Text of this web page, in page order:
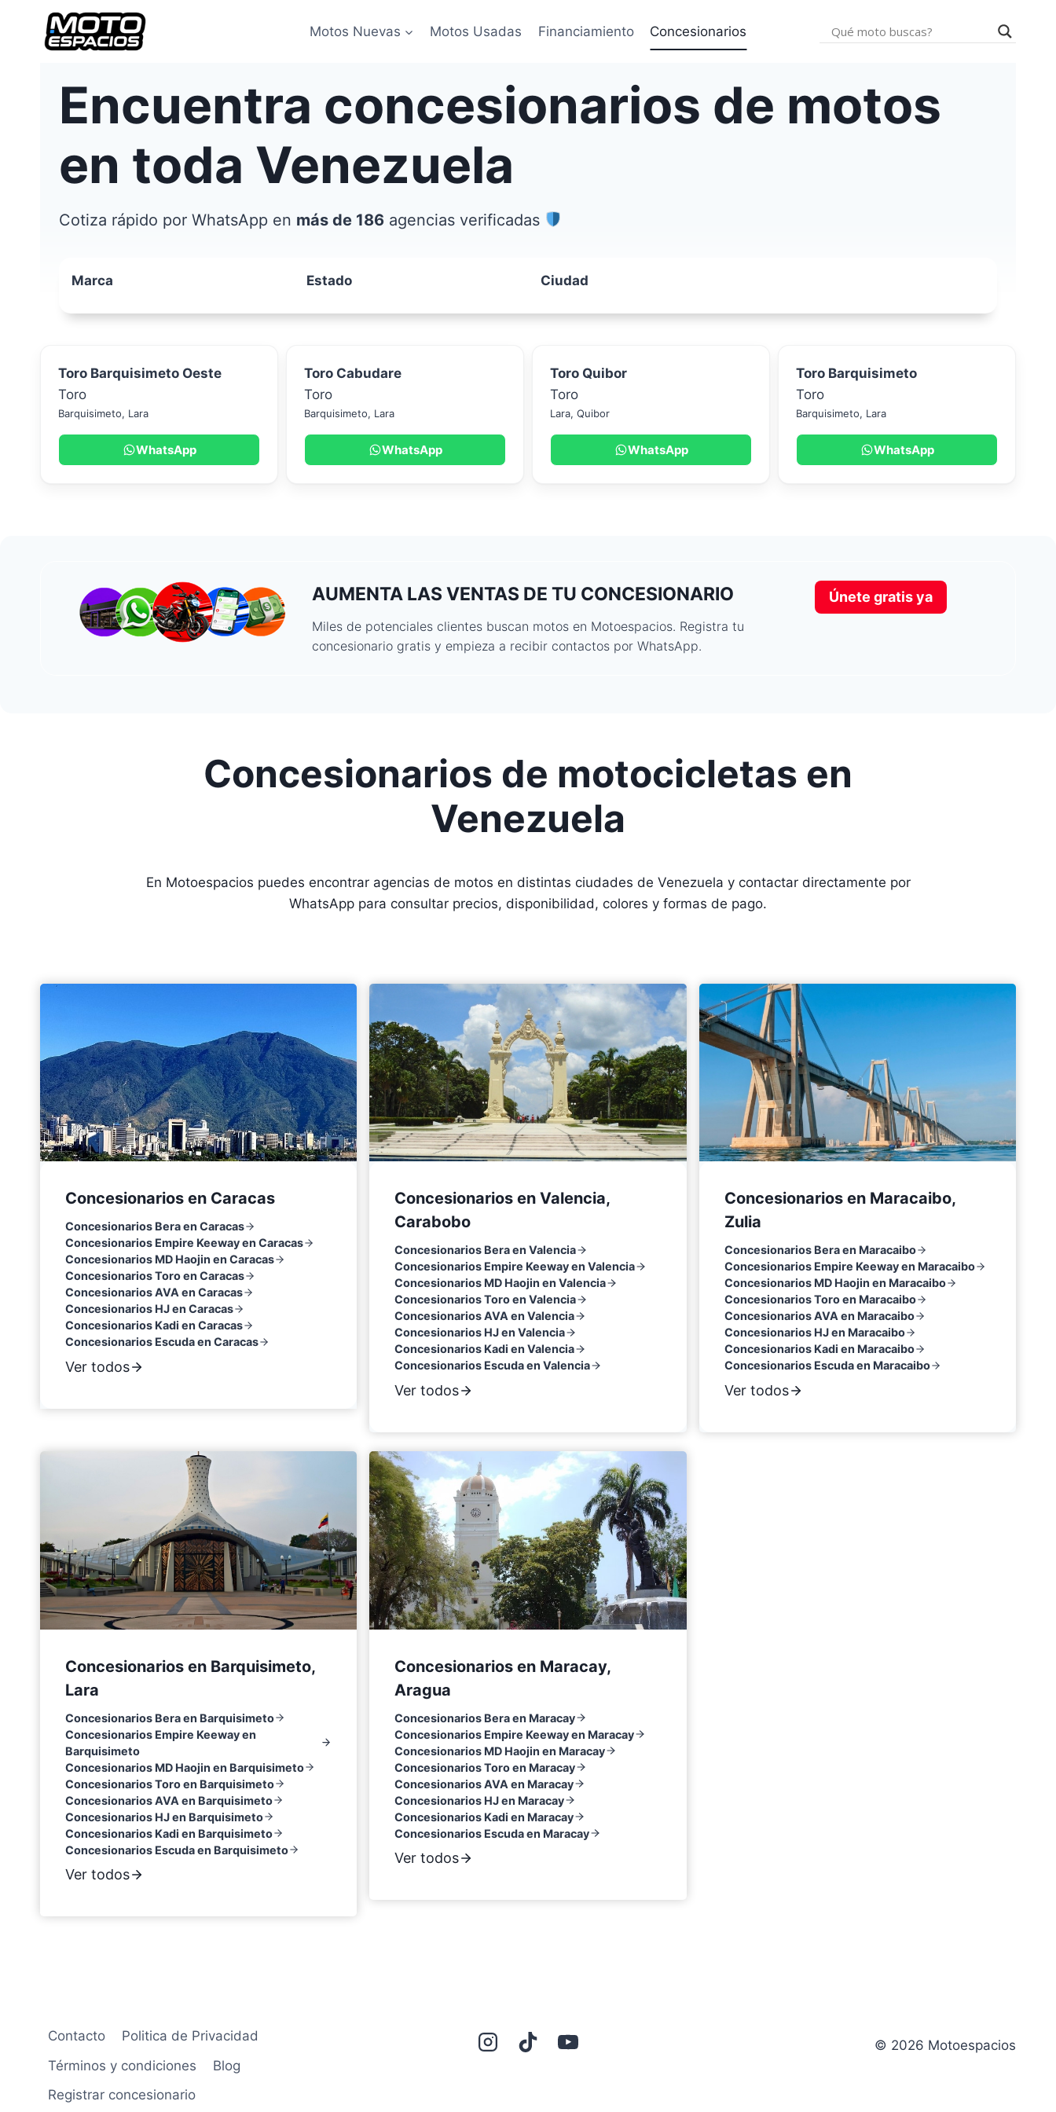
contenido
Motos Nuevas Motos Usadas Financiamiento Concesionarios
Encuentra concesionarios de motos
en toda Venezuela
Cotiza rápido por WhatsApp en más de 186 agencias verificadas
Marca Estado Ciudad
Toro Barquisimeto Oeste
Toro
Barquisimeto, Lara
WhatsApp
Toro Cabudare
Toro
Barquisimeto, Lara
WhatsApp
Toro Quibor
Toro
Lara, Quibor
WhatsApp
Toro Barquisimeto
Toro
Barquisimeto, Lara
WhatsApp
AUMENTA LAS VENTAS DE TU CONCESIONARIO
Miles de potenciales clientes buscan motos en Motoespacios. Registra tu
concesionario gratis y empieza a recibir contactos por WhatsApp.
Únete gratis ya
Concesionarios de motocicletas en
Venezuela
En Motoespacios puedes encontrar agencias de motos en distintas ciudades de Venezuela y contactar directamente por
WhatsApp para consultar precios, disponibilidad, colores y formas de pago.
Concesionarios en Caracas
Concesionarios Bera en Caracas
Concesionarios Empire Keeway en Caracas
Concesionarios MD Haojin en Caracas
Concesionarios Toro en Caracas
Concesionarios AVA en Caracas
Concesionarios HJ en Caracas
Concesionarios Kadi en Caracas
Concesionarios Escuda en Caracas
Ver todos
Concesionarios en Valencia,
Carabobo
Concesionarios Bera en Valencia
Concesionarios Empire Keeway en Valencia
Concesionarios MD Haojin en Valencia
Concesionarios Toro en Valencia
Concesionarios AVA en Valencia
Concesionarios HJ en Valencia
Concesionarios Kadi en Valencia
Concesionarios Escuda en Valencia
Ver todos
Concesionarios en Maracaibo,
Zulia
Concesionarios Bera en Maracaibo
Concesionarios Empire Keeway en Maracaibo
Concesionarios MD Haojin en Maracaibo
Concesionarios Toro en Maracaibo
Concesionarios AVA en Maracaibo
Concesionarios HJ en Maracaibo
Concesionarios Kadi en Maracaibo
Concesionarios Escuda en Maracaibo
Ver todos
Concesionarios en Barquisimeto,
Lara
Concesionarios Bera en Barquisimeto
Concesionarios Empire Keeway en
Barquisimeto
Concesionarios MD Haojin en Barquisimeto
Concesionarios Toro en Barquisimeto
Concesionarios AVA en Barquisimeto
Concesionarios HJ en Barquisimeto
Concesionarios Kadi en Barquisimeto
Concesionarios Escuda en Barquisimeto
Ver todos
Concesionarios en Maracay,
Aragua
Concesionarios Bera en Maracay
Concesionarios Empire Keeway en Maracay
Concesionarios MD Haojin en Maracay
Concesionarios Toro en Maracay
Concesionarios AVA en Maracay
Concesionarios HJ en Maracay
Concesionarios Kadi en Maracay
Concesionarios Escuda en Maracay
Ver todos
Contacto
Politica de Privacidad
Términos y condiciones
Blog
Registrar concesionario
© 2026 Motoespacios